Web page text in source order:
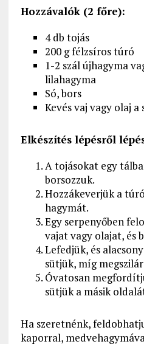
Hozzávalók (2 főre):
4 db tojás
200 g félzsíros túró
1-2 szál újhagyma
lilahagyma
Só, bors
Kevés vaj vagy olaj a
Elkészítés lépésről
A tojásokat egy
borsozzuk.
Hozzákeverjük a
hagymát.
Egy serpenyőben
vajat vagy olajat, és
Lefedjük, és
sütjük, míg
Óvatosan
sütjük a másik
Ha szeretnénk,
kaporral,